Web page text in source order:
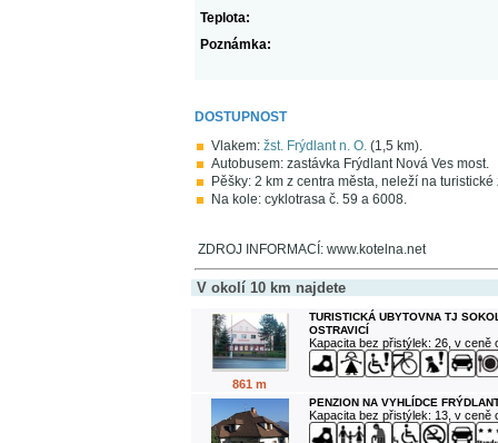
Teplota:
Poznámka:
DOSTUPNOST
Vlakem: žst. Frýdlant n. O. (1,5 km).
Autobusem: zastávka Frýdlant Nová Ves most.
Pěšky: 2 km z centra města, neleží na turistické
Na kole: cyklotrasa č. 59 a 6008.
ZDROJ INFORMACÍ: www.kotelna.net
V okolí 10 km najdete
861 m
TURISTICKÁ UBYTOVNA TJ
OSTRAVICÍ
Kapacita bez přistýlek: 26, v ceně
PENZION NA VYHLÍDCE
Kapacita bez přistýlek: 13, v ceně